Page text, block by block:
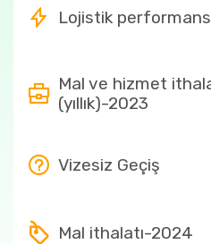
8708
84
87
Lojistik
Mal ve hizmet
(yıllık)-2023
Vizesiz Geçiş
Mal ithalatı-2024